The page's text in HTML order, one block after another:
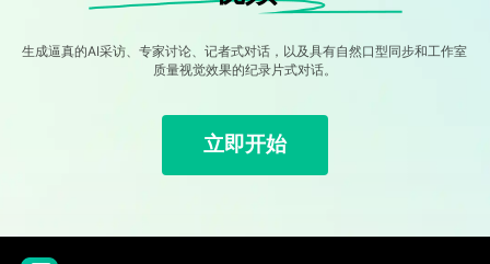
生成逼真的AI采访、专家讨论、记者式对话，以及具有自然口型同步和工作室
质量视觉效果的纪录片式对话。
立即开始